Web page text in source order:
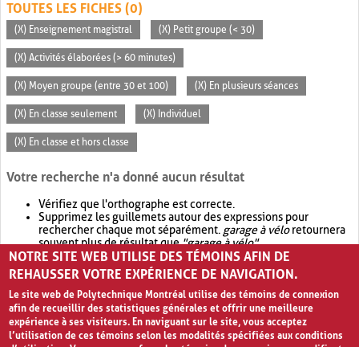
TOUTES LES FICHES (0)
(X) Enseignement magistral (X) Petit groupe (< 30)
(X) Activités élaborées (> 60 minutes)
(X) Moyen groupe (entre 30 et 100) (X) En plusieurs séances
(X) En classe seulement (X) Individuel
(X) En classe et hors classe
Votre recherche n'a donné aucun résultat
Vérifiez que l'orthographe est correcte.
Supprimez les guillemets autour des expressions pour
rechercher chaque mot séparément. garage à véloretournera
souvent plus de résultat que"garage à vélo".
Envisagez d'élargir votre recherche avec OR.garage OR vélo
retournera souvent plus de résultat quegarage à vélo
NOTRE SITE WEB UTILISE DES TÉMOINS AFIN DE
REHAUSSER VOTRE EXPÉRIENCE DE NAVIGATION.
Le site web de Polytechnique Montréal utilise des témoins de connexion
afin de recueillir des statistiques générales et offrir une meilleure
expérience à ses visiteurs. En naviguant sur le site, vous acceptez
l’utilisation de ces témoins selon les modalités spécifiées aux conditions